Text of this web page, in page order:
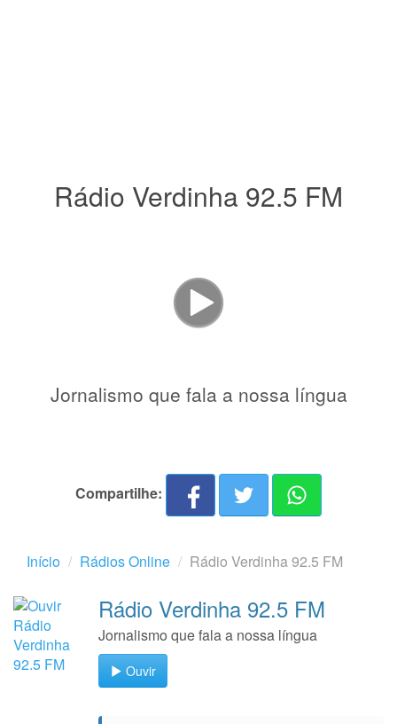
Rádio Verdinha 92.5 FM
Jornalismo que fala a nossa língua
Compartilhe:
Início Rádios Online Rádio Verdinha 92.5 FM
Rádio Verdinha 92.5 FM
Jornalismo que fala a nossa língua
Ouvir